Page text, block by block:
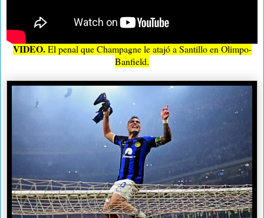
VIDEO.El penal que Champagne le atajó a Santillo en Olimpo-
Banfield.